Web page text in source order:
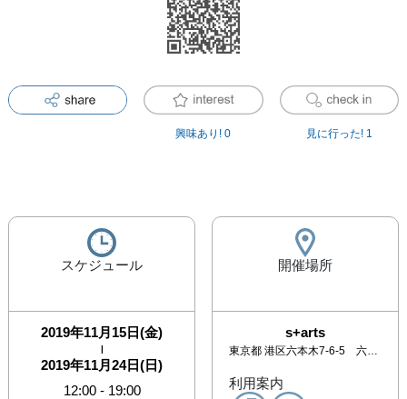
興味あり! 0 見に行った! 1
スケジュール
2019年11月15日(金)
|
2019年11月24日(日)
12:00- 19:00
開催場所
s+arts
東京都 港区六本木7-6-5 六本木栄ビル3F
利用案内